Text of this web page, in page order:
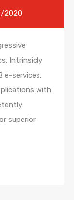
2020
Intrinsicly
e-services.
with
superior